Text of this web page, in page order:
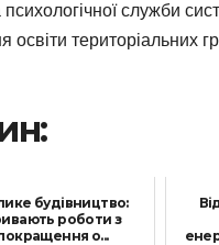
служби
освіти
будівництво:
роботи з
о...